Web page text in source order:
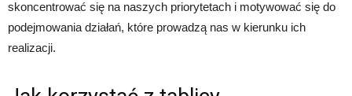
skoncentrować się na naszych priorytetach i motywować się do
podejmowania działań, które prowadzą nas w kierunku ich
realizacji.